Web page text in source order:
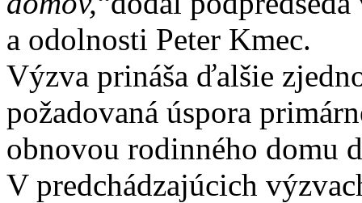
a odolnosti Peter Kmec.
Výzva prináša ďalšie
požadovaná úspora
obnovou rodinného domu
V predchádzajúcich